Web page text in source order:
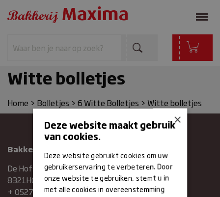
Witte bolletjes
Home > Bolletjes > 6 Witte Bolletjes > Witte bolletjes
Bakkerij Maxima
De Hofstee 1
8321HG Urk
+ 0527683454
×
Deze website maakt gebruik
van cookies.
Deze website gebruikt cookies om uw
gebruikerservaring te verbeteren. Door
onze website te gebruiken, stemt u in
met alle cookies in overeenstemming